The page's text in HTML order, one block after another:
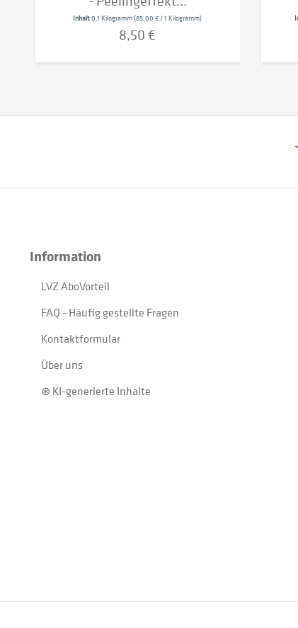
Inhalt0.1 Kilogramm(85,00 € / 1 Kilogramm)
8,50 €
Information
LVZ AboVorteil
FAQ - Häufig gestellte Fragen
Kontaktformular
Über uns
⊛ KI-generierte Inhalte